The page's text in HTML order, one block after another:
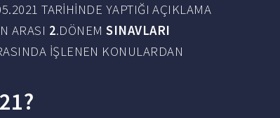
TARİHİNDE YAPTIĞI AÇIKLAMA
ARASI 2.DÖNEMSINAVLARI
İŞLENEN KONULARDAN